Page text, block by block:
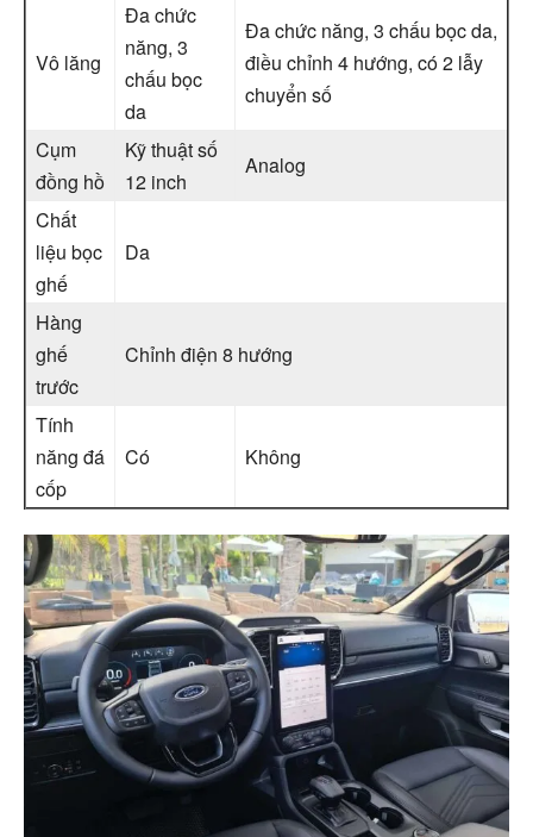
Vô lăng
Đa chức
năng, 3
chấu bọc
da
Đa chức năng, 3 chấu bọc da,
điều chỉnh 4 hướng, có 2 lẫy
chuyển số
Cụm
đồng hồ
Kỹ thuật số
12 inch
Analog
Chất
liệu bọc
ghế
Da
Hàng
ghế
trước
Chỉnh điện 8 hướng
Tính
năng đá
cốp
Có Không